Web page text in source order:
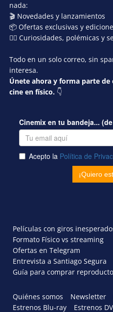
nada:
🎬 Novedades y lanzamientos
📦 Ofertas exclusivas y
🕵️‍♂️ Curiosidades, polémicas y
Todo en un solo correo, sin
interesa.
Únete ahora y forma parte
cine en físico. 👇
Películas con giros
Formato Físico vs streaming
Ofertas en Telegram
Entrevista a Santiago Segura
Guía para comprar
Quiénes somos Newsletter
Estrenos Blu-ray
Estrenos